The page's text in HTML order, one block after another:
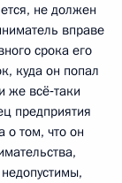
не должен
вправе
срока его
куда он попал
же всё‑таки
предприятия
о том, что он